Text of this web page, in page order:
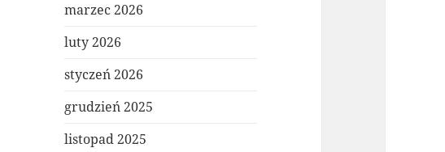
marzec 2026
luty 2026
styczeń 2026
grudzień 2025
listopad 2025